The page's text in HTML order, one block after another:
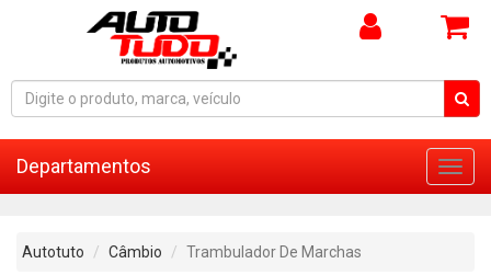
Departamentos
Autotuto Câmbio Trambulador De Marchas